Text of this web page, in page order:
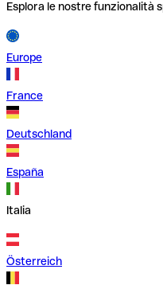
Esplora le nostre funzionalità
Europe
France
Deutschland
España
Italia
Österreich